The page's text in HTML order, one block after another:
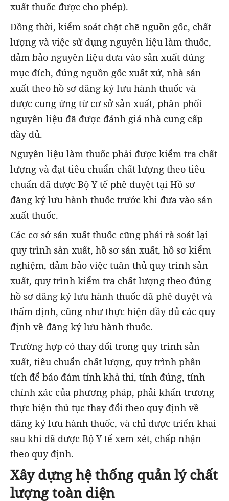
xuất thuốc được cho phép).
Đồng thời, kiểm soát chặt chẽ nguồn gốc, chất
lượng và việc sử dụng nguyên liệu làm thuốc,
đảm bảo nguyên liệu đưa vào sản xuất đúng
mục đích, đúng nguồn gốc xuất xứ, nhà sản
xuất theo hồ sơ đăng ký lưu hành thuốc và
được cung ứng từ cơ sở sản xuất, phân phối
nguyên liệu đã được đánh giá nhà cung cấp
đầy đủ.
Nguyên liệu làm thuốc phải được kiểm tra chất
lượng và đạt tiêu chuẩn chất lượng theo tiêu
chuẩn đã được Bộ Y tế phê duyệt tại Hồ sơ
đăng ký lưu hành thuốc trước khi đưa vào sản
xuất thuốc.
Các cơ sở sản xuất thuốc cũng phải rà soát lại
quy trình sản xuất, hồ sơ sản xuất, hồ sơ kiểm
nghiệm, đảm bảo việc tuân thủ quy trình sản
xuất, quy trình kiểm tra chất lượng theo đúng
hồ sơ đăng ký lưu hành thuốc đã phê duyệt và
thẩm định, cũng như thực hiện đầy đủ các quy
định về đăng ký lưu hành thuốc.
Trường hợp có thay đổi trong quy trình sản
xuất, tiêu chuẩn chất lượng, quy trình phân
tích để bảo đảm tính khả thi, tính đúng, tính
chính xác của phương pháp, phải khẩn trương
thực hiện thủ tục thay đổi theo quy định về
đăng ký lưu hành thuốc, và chỉ được triển khai
sau khi đã được Bộ Y tế xem xét, chấp nhận
theo quy định.
Xây dựng hệ thống quản lý chất
lượng toàn diện